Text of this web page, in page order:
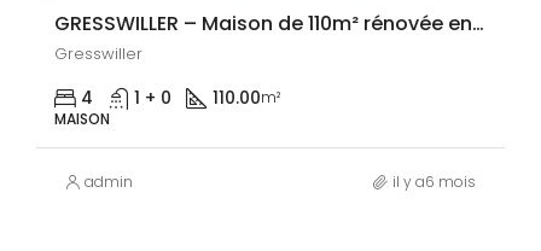
GRESSWILLER – Maison de 110m² rénovée en 2024
Gresswiller
4 1 + 0 110.00m²
MAISON
admin il y a6 mois